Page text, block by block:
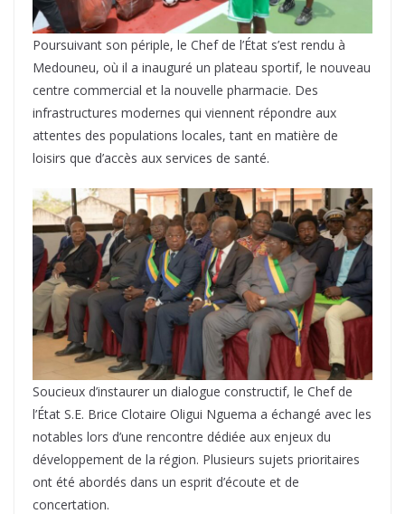
Poursuivant son périple, le Chef de l’État s’est rendu à
Medouneu, où il a inauguré un plateau sportif, le nouveau
centre commercial et la nouvelle pharmacie. Des
infrastructures modernes qui viennent répondre aux
attentes des populations locales, tant en matière de
loisirs que d’accès aux services de santé.
Soucieux d’instaurer un dialogue constructif, le Chef de
l’État S.E. Brice Clotaire Oligui Nguema a échangé avec les
notables lors d’une rencontre dédiée aux enjeux du
développement de la région. Plusieurs sujets prioritaires
ont été abordés dans un esprit d’écoute et de
concertation.